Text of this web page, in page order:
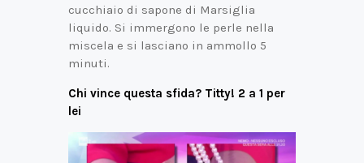
cucchiaio di sapone di Marsiglia
liquido. Si immergono le perle nella
miscela e si lasciano in ammollo 5
minuti.
Chi vince questa sfida? Titty! 2 a 1 per
lei